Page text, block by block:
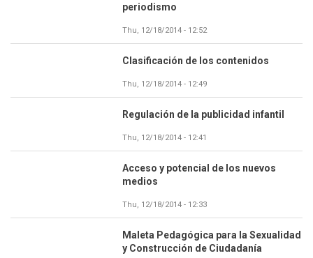
periodismo
Thu, 12/18/2014 - 12:52
Clasificación de los contenidos
Thu, 12/18/2014 - 12:49
Regulación de la publicidad infantil
Thu, 12/18/2014 - 12:41
Acceso y potencial de los nuevos
medios
Thu, 12/18/2014 - 12:33
Maleta Pedagógica para la Sexualidad
y Construcción de Ciudadanía